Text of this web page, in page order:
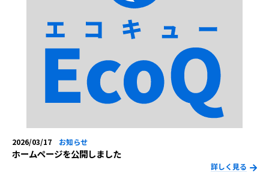
2026/03/17 お知らせ
ホームページを公開しました
詳しく見る